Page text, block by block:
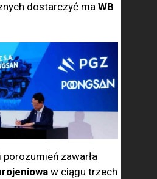
dostarczyć ma WB
porozumień zawarła
w ciągu trzech